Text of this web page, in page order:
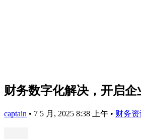
财务数字化解决，开启
captain • 7 5 月, 2025 8:38 上午 • 财务